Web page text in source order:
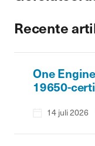
Recente
One
19650-
14 juli 2026